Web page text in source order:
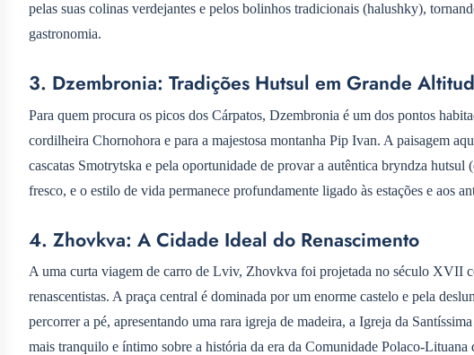
pelas suas colinas verdejantes e pelos bolinhos tradicionais (halushky),
gastronomia.
3. Dzembronia: Tradições Hutsul em Grande
Para quem procura os picos dos Cárpatos, Dzembronia é um dos pontos
cordilheira Chornohora e para a majestosa montanha Pip Ivan. A paisagem
cascatas Smotrytska e pela oportunidade de provar a autêntica bryndza
fresco, e o estilo de vida permanece profundamente ligado às estações e aos
4. Zhovkva: A Cidade Ideal do Renascimento
A uma curta viagem de carro de Lviv, Zhovkva foi projetada no século XVII
renascentistas. A praça central é dominada por um enorme castelo e pela
percorrer a pé, apresentando uma rara igreja de madeira, a Igreja da
mais tranquilo e íntimo sobre a história da era da Comunidade Polaco-